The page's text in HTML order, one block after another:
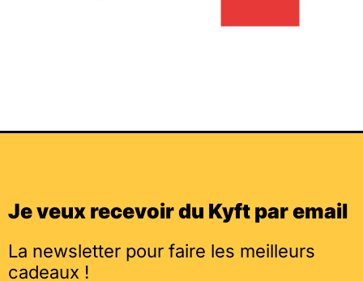
Je veux recevoir du Kyft par email
La newsletter pour faire les meilleurs
cadeaux !